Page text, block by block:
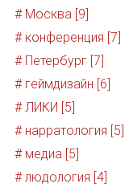
# Москва [9]
# конференция [7]
# Петербург [7]
# геймдизайн [6]
# ЛИКИ [5]
# нарратология [5]
# медиа [5]
# людология [4]